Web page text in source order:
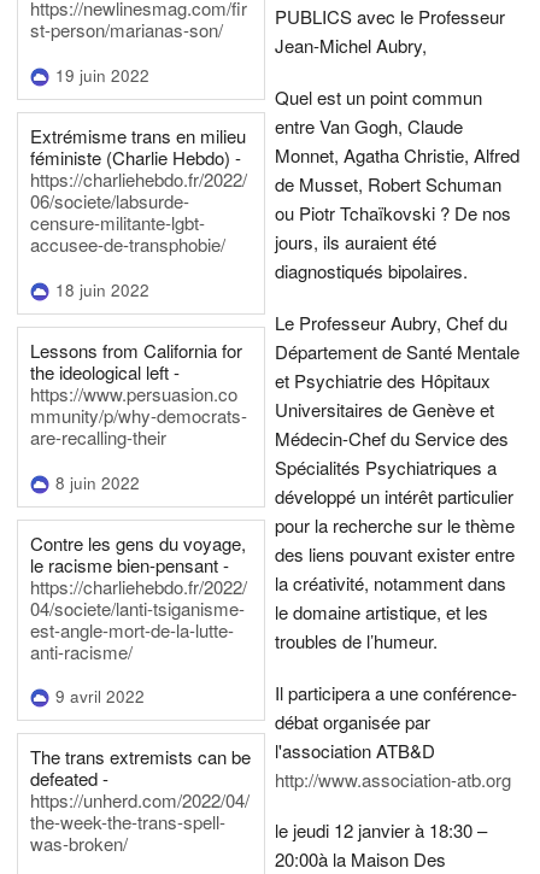
https://newlinesmag.com/fir
st-person/marianas-son/
19 juin 2022
Extrémisme trans en milieu
féministe (Charlie Hebdo) -
https://charliehebdo.fr/2022/
06/societe/labsurde-
censure-militante-lgbt-
accusee-de-transphobie/
18 juin 2022
Lessons from California for
the ideological left -
https://www.persuasion.co
mmunity/p/why-democrats-
are-recalling-their
8 juin 2022
Contre les gens du voyage,
le racisme bien-pensant -
https://charliehebdo.fr/2022/
04/societe/lanti-tsiganisme-
est-angle-mort-de-la-lutte-
anti-racisme/
9 avril 2022
The trans extremists can be
defeated -
https://unherd.com/2022/04/
the-week-the-trans-spell-
was-broken/
PUBLICS avec le Professeur
Jean-Michel Aubry,
Quel est un point commun
entre Van Gogh, Claude
Monnet, Agatha Christie, Alfred
de Musset, Robert Schuman
ou Piotr Tchaïkovski ? De nos
jours, ils auraient été
diagnostiqués bipolaires.
Le Professeur Aubry, Chef du
Département de Santé Mentale
et Psychiatrie des Hôpitaux
Universitaires de Genève et
Médecin-Chef du Service des
Spécialités Psychiatriques a
développé un intérêt particulier
pour la recherche sur le thème
des liens pouvant exister entre
la créativité, notamment dans
le domaine artistique, et les
troubles de l’humeur.
Il participera a une conférence-
débat organisée par
l'association ATB&D
http://www.association-atb.org
le jeudi 12 janvier à 18:30 –
20:00à la Maison Des